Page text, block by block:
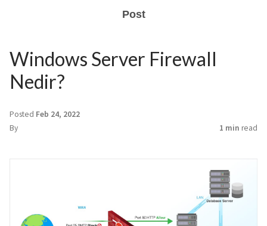
Post
Windows Server Firewall
Nedir?
Posted Feb 24, 2022
By
1 min read